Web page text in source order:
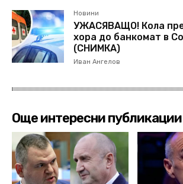
Новини
УЖАСЯВАЩО! Кола
хора до банкомат в
(СНИМКА)
Иван Ангелов
Още интересни публикации